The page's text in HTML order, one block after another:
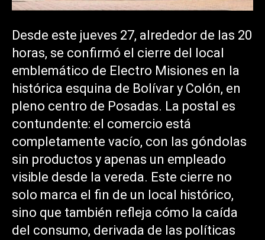
Desde este jueves 27, alrededor de las 20
horas, se confirmó el cierre del local
emblemático de Electro Misiones en la
histórica esquina de Bolívar y Colón, en
pleno centro de Posadas. La postal es
contundente: el comercio está
completamente vacío, con las góndolas
sin productos y apenas un empleado
visible desde la vereda. Este cierre no
solo marca el fin de un local histórico,
sino que también refleja cómo la caída
del consumo, derivada de las políticas